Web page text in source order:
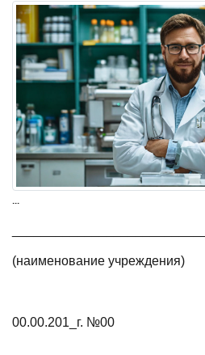
(наименование учреждения)
00.00.201_г. №00